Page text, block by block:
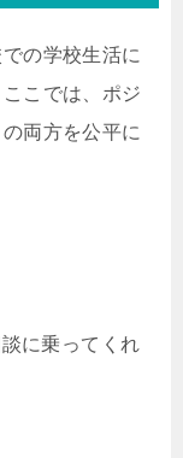
の学校生活に
こでは、ポジ
両方を公平に
に乗ってくれ